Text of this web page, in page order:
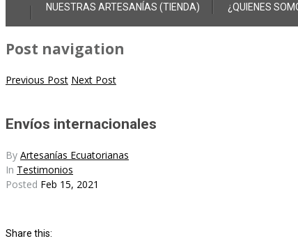
NUESTRAS ARTESANÍAS (TIENDA) ¿QUIENES
Post navigation
Previous Post Next Post
Envíos internacionales
By Artesanías Ecuatorianas
In Testimonios
Posted Feb 15, 2021
Share this: